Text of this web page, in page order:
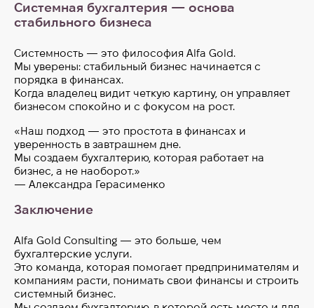
Системная бухгалтерия — основа
стабильного бизнеса
Системность — это философия Alfa Gold.
Мы уверены: стабильный бизнес начинается с
порядка в финансах.
Когда владелец видит четкую картину, он управляет
бизнесом спокойно и с фокусом на рост.
«Наш подход — это простота в финансах и
уверенность в завтрашнем дне.
Мы создаем бухгалтерию, которая работает на
бизнес, а не наоборот.»
— Александра Герасименко
Заключение
Alfa Gold Consulting — это больше, чем
бухгалтерские услуги.
Это команда, которая помогает предпринимателям и
компаниям расти, понимать свои финансы и строить
системный бизнес.